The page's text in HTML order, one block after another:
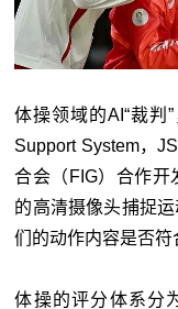
体操领域的AI“裁判
Support System，
合会（FIG）合作开
的高清摄像头捕捉
们的动作内容是否符
体操的评分体系分